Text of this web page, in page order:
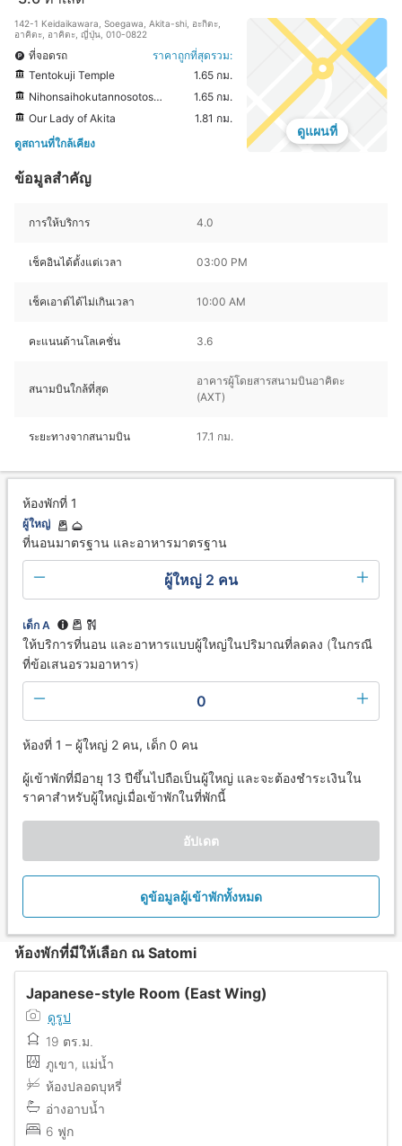
142-1 Keidaikawara, Soegawa, Akita-shi, อะกิตะ,
อาคิตะ, อาคิตะ, ญี่ปุ่น, 010-0822
ที่จอดรถ
ราคาถูกที่สุดรวม:
Tentokuji Temple
1.65 กม.
Nihonsaihokutannosotoshujiin Tentoku Temple
1.65 กม.
Our Lady of Akita
1.81 กม.
ดูสถานที่ใกล้เคียง
ดูแผนที่
ข้อมูลสำคัญ
การให้บริการ 4.0
เช็คอินได้ตั้งแต่เวลา 03:00 PM
เช็คเอาต์ได้ไม่เกินเวลา 10:00 AM
คะแนนด้านโลเคชั่น 3.6
สนามบินใกล้ที่สุด
อาคารผู้โดยสารสนามบินอาคิตะ
(AXT)
ระยะทางจากสนามบิน 17.1 กม.
ห้องพักที่ 1
ผู้ใหญ่
ที่นอนมาตรฐาน และอาหารมาตรฐาน
ผู้ใหญ่ 2 คน
เด็ก A
ให้บริการที่นอน และอาหารแบบผู้ใหญ่ในปริมาณที่ลดลง (ในกรณี
ที่ข้อเสนอรวมอาหาร)
0
ห้องที่ 1 – ผู้ใหญ่ 2 คน, เด็ก 0 คน
ผู้เข้าพักที่มีอายุ 13 ปีขึ้นไปถือเป็นผู้ใหญ่ และจะต้องชำระเงินใน
ราคาสำหรับผู้ใหญ่เมื่อเข้าพักในที่พักนี้
อัปเดต
ดูข้อมูลผู้เข้าพักทั้งหมด
ห้องพักที่มีให้เลือก ณ Satomi
Japanese-style Room (East Wing)
ดูรูป
19 ตร.ม.
ภูเขา, แม่น้ำ
ห้องปลอดบุหรี่
อ่างอาบน้ำ
6 ฟูก